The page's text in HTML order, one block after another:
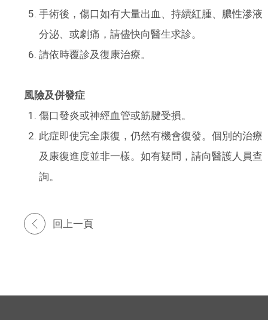
手術後，傷口如有大量出血、持續紅腫、膿性滲液
分泌、或劇痛，請儘快向醫生求診。
請依時覆診及復康治療。
風險及併發症
傷口發炎或神經血管或筋腱受損。
此症即使完全康復，仍然有機會復發。個別的治療
及康復進度並非一樣。如有疑問，請向醫護人員查
詢。
回上一頁